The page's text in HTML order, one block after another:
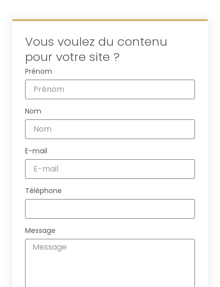
Vous voulez du contenu
pour votre site ?
Prénom
Nom
E-mail
Téléphone
Message